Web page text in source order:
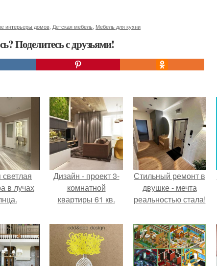
интерьеры домов Детская мебель Мебель для кухни
Поделитесь с друзьями!
в лучах
Дизайн - проект 3-
комнатной
квартиры 61 кв.
Стильный ремонт в
двушке - мечта
реальностью стала!